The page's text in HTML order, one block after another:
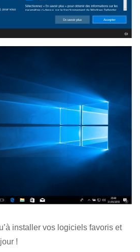
installer vos logiciels favoris et
!